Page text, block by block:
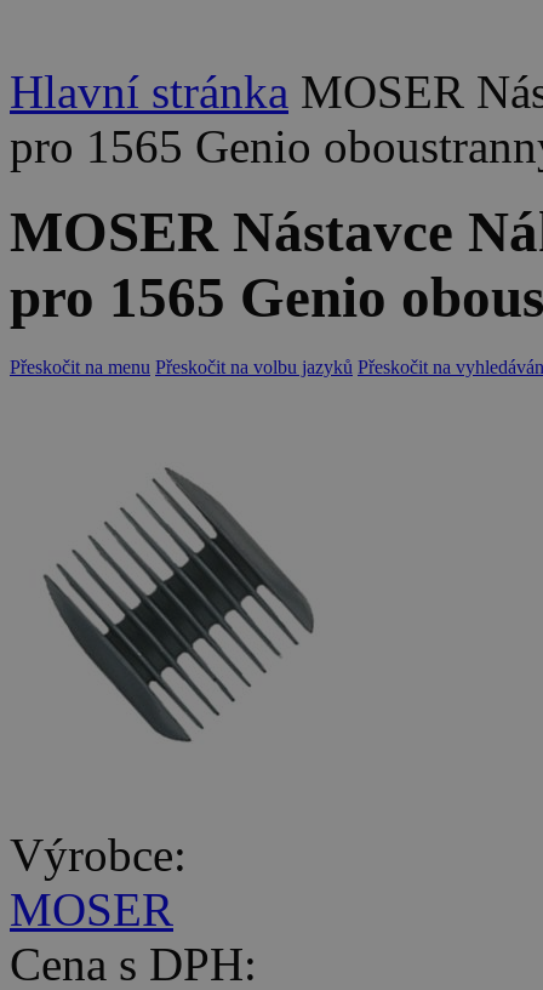
Hlavní stránka MOSER
pro 1565 Genio
MOSER Nástavce
pro 1565 Genio
Přeskočit na menu Přeskočit na volbu jazyků Přeskočit na
Výrobce:
MOSER
Cena s DPH: